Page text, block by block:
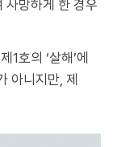
사망하게 한 경우
1호의 ‘살해’에
아니지만, 제